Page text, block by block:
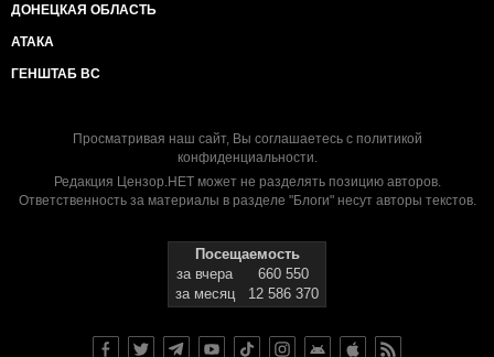
ДОНЕЦКАЯ ОБЛАСТЬ
АТАКА
ГЕНШТАБ ВС
Просматривая наш сайт, Вы соглашаетесь с политикой
конфиденциальности.
Редакция Цензор.НЕТ может не разделять позицию авторов.
Ответственность за материалы в разделе "Блоги" несут авторы текстов.
Посещаемость
за вчера
660 550
за месяц
12 586 370